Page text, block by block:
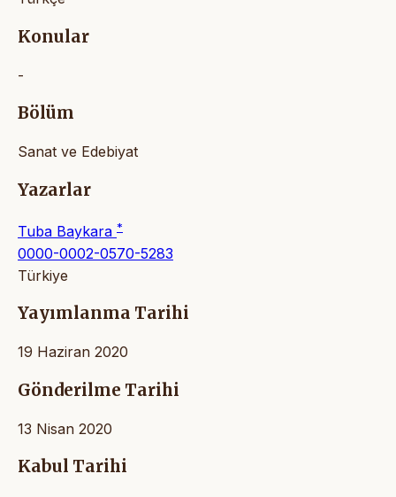
Konular
-
Bölüm
Sanat ve Edebiyat
Yazarlar
Tuba Baykara *
0000-0002-0570-5283
Türkiye
Yayımlanma Tarihi
19 Haziran 2020
Gönderilme Tarihi
13 Nisan 2020
Kabul Tarihi